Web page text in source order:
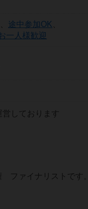
途中参加OK
一人様歓迎
しております
ファイナリストです。